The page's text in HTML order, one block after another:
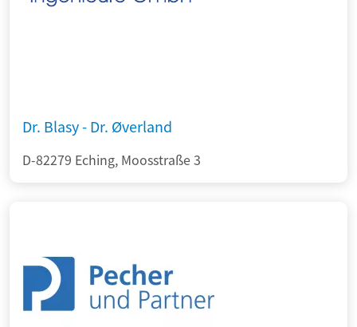
Dr. Blasy - Dr. Øverland
D-82279 Eching, Moosstraße 3